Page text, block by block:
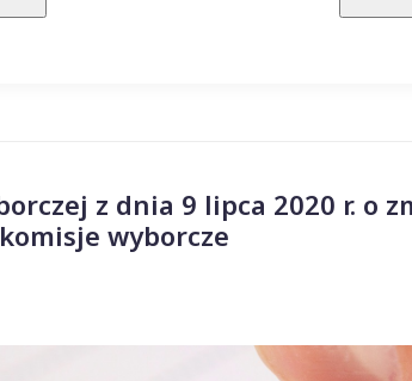
z dnia 9 lipca 2020 r. o
wyborcze